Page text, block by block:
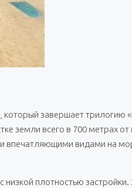
который завершает трилогию
земли всего в 700 метрах
впечатляющими видами на
плотностью застройки.